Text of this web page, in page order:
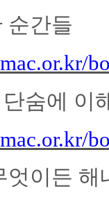
순간들
숨에 이
엇이든 해